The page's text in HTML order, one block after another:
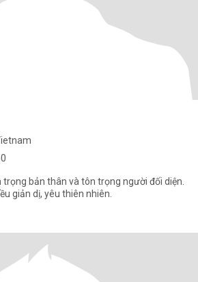
bản thân và tôn trọng người đối diện.
giản dị, yêu thiên nhiên.